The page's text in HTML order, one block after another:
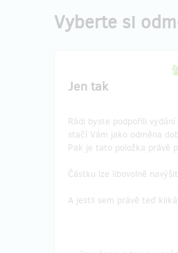
Vyberte si
Jen tak
Rádi byste podpořili vydání
stačí Vám jako odměna
Pak je tato položka právě
Částku lze libovolně
A jestli sem právě teď